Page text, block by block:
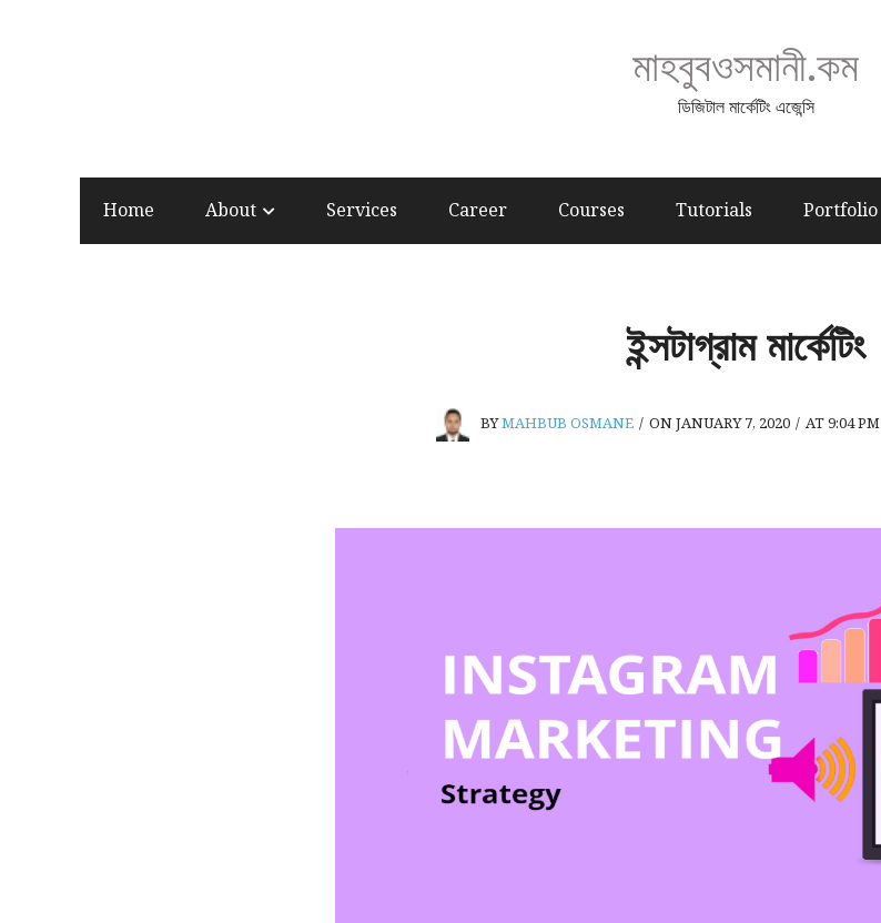
মাহবুবওসমানী.কম
ডিজিটাল মার্কেটিং এজেন্সি
Home About Services Career Courses Tutorials Portfolio
ইন্সটাগ্রাম মার্কেটিং
BYMAHBUB OSMANE / ON JANUARY 7, 2020 / AT 9:04 PM